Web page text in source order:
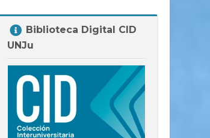
Biblioteca Digital CID
UNJu